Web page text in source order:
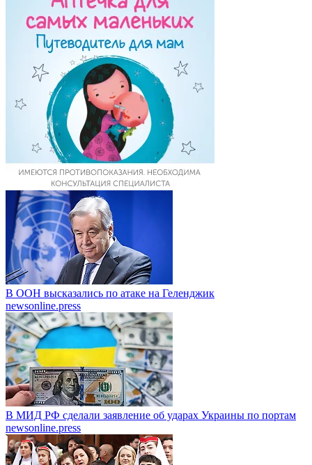
В ООН высказались по атаке на Геленджик
newsonline.press
В МИД РФ сделали заявление об ударах Украины по портам
newsonline.press